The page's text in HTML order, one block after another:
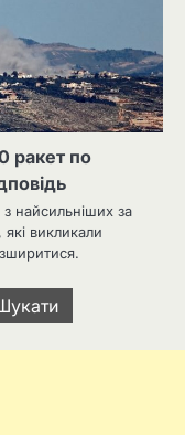
ракет по
найсильніших за
які викликали